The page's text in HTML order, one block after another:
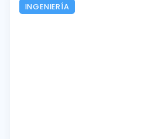
INGENIERÍA